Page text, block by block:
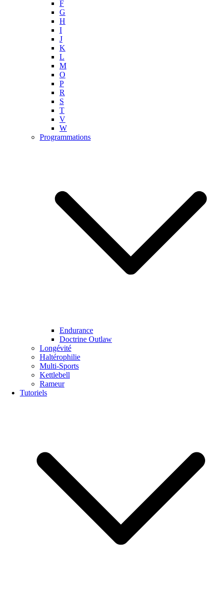
F
G
H
I
J
K
L
M
O
P
R
S
T
V
W
Programmations
Endurance
Doctrine Outlaw
Longévité
Haltérophilie
Multi-Sports
Kettlebell
Rameur
Tutoriels